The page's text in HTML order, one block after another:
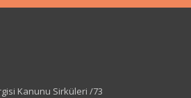
Kanunu Sirküleri /73